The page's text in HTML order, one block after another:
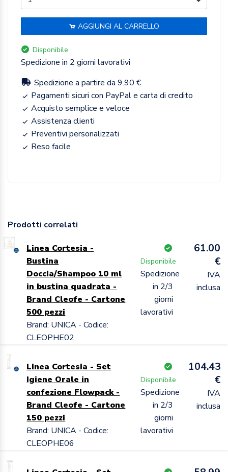
AGGIUNGI AL CARRELLO
Disponibile
Spedizione in 2 giorni lavorativi
Spedizione a partire da 9.90 €
Pagamenti sicuri con PayPal e carta di credito
Acquisto semplice e veloce
Assistenza clienti
Preventivi personalizzati
Reso facile
Prodotti correlati
Linea Cortesia -
Bustina
Doccia/Shampoo 10 ml
in bustina quadrata -
Brand Cleofe - Cartone
500 pezzi
Brand: UNICA - Codice:
CLEOPHE02
Disponibile
Spedizione
in 2/3
giorni
lavorativi
61.00
€
IVA
inclusa
Linea Cortesia - Set
Igiene Orale in
confezione Flowpack -
Brand Cleofe - Cartone
150 pezzi
Brand: UNICA - Codice:
CLEOPHE06
Disponibile
Spedizione
in 2/3
giorni
lavorativi
104.43
€
IVA
inclusa